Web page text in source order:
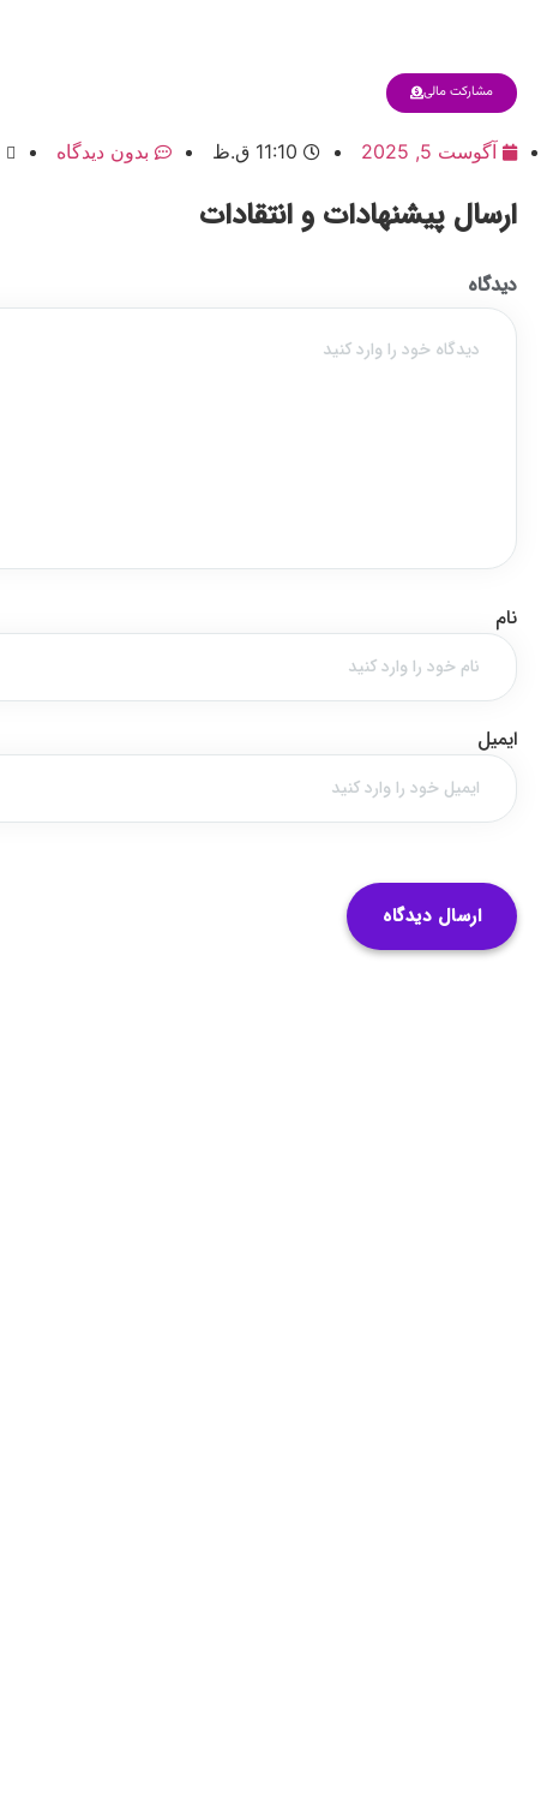
مشارکت مالی
آگوست 5, 2025 11:10 ق.ظ بدون دیدگاه
ارسال پیشنهادات و انتقادات
دیدگاه
نام
ایمیل